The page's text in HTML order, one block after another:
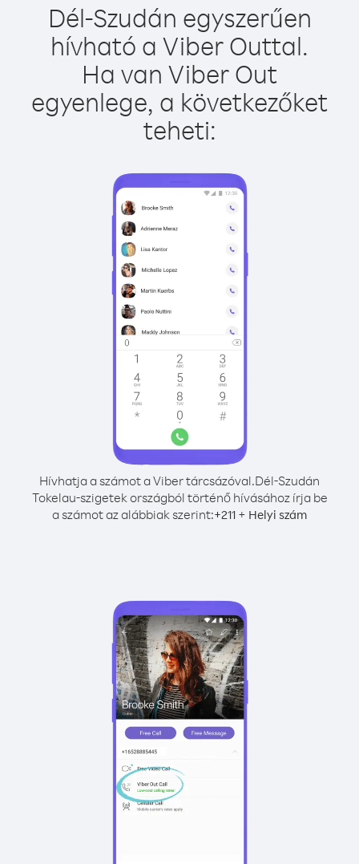
Dél-Szudán egyszerűen
hívható a Viber Outtal.
Ha van Viber Out
egyenlege, a következőket
teheti:
Hívhatja a számot a Viber tárcsázóval.Dél-Szudán
Tokelau-szigetek országból történő hívásához írja be
a számot az alábbiak szerint:+211 + Helyi szám